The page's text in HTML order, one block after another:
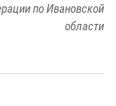
по Ивановской
области